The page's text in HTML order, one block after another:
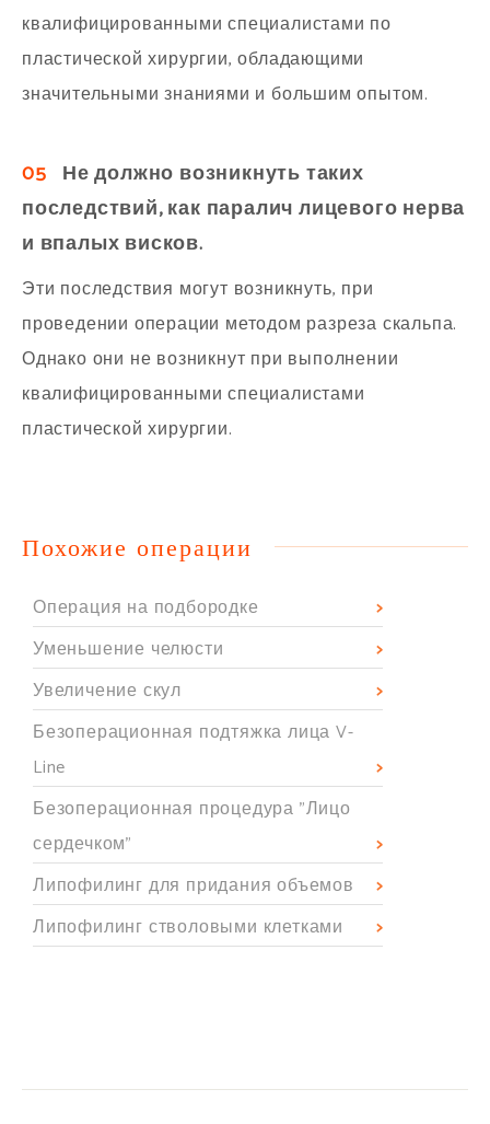
квалифицированными специалистами по
пластической хирургии, обладающими
значительными знаниями и большим опытом.
05 Не должно возникнуть таких
последствий, как паралич лицевого нерва
и впалых висков.
Эти последствия могут возникнуть, при
проведении операции методом разреза скальпа.
Однако они не возникнут при выполнении
квалифицированными специалистами
пластической хирургии.
Похожие операции
Операция на подбородке
Уменьшение челюсти
Увеличение скул
Безоперационная подтяжка лица V-
Line
Безоперационная процедура "Лицо
сердечком"
Липофилинг для придания объемов
Липофилинг стволовыми клетками